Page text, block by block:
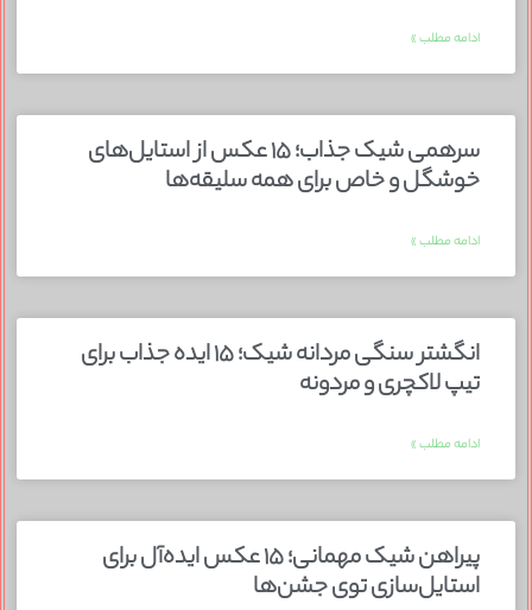
ادامه مطلب »
سرهمی شیک جذاب؛ ۱۵ عکس از استایل‌های
خوشگل و خاص برای همه سلیقه‌ها
ادامه مطلب »
انگشتر سنگی مردانه شیک؛ ۱۵ ایده جذاب برای
تیپ لاکچری و مردونه
ادامه مطلب »
پیراهن شیک مهمانی؛ ۱۵ عکس ایده‌آل برای
استایل‌سازی توی جشن‌ها